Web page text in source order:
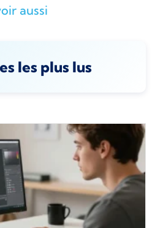
aussi
les plus lus